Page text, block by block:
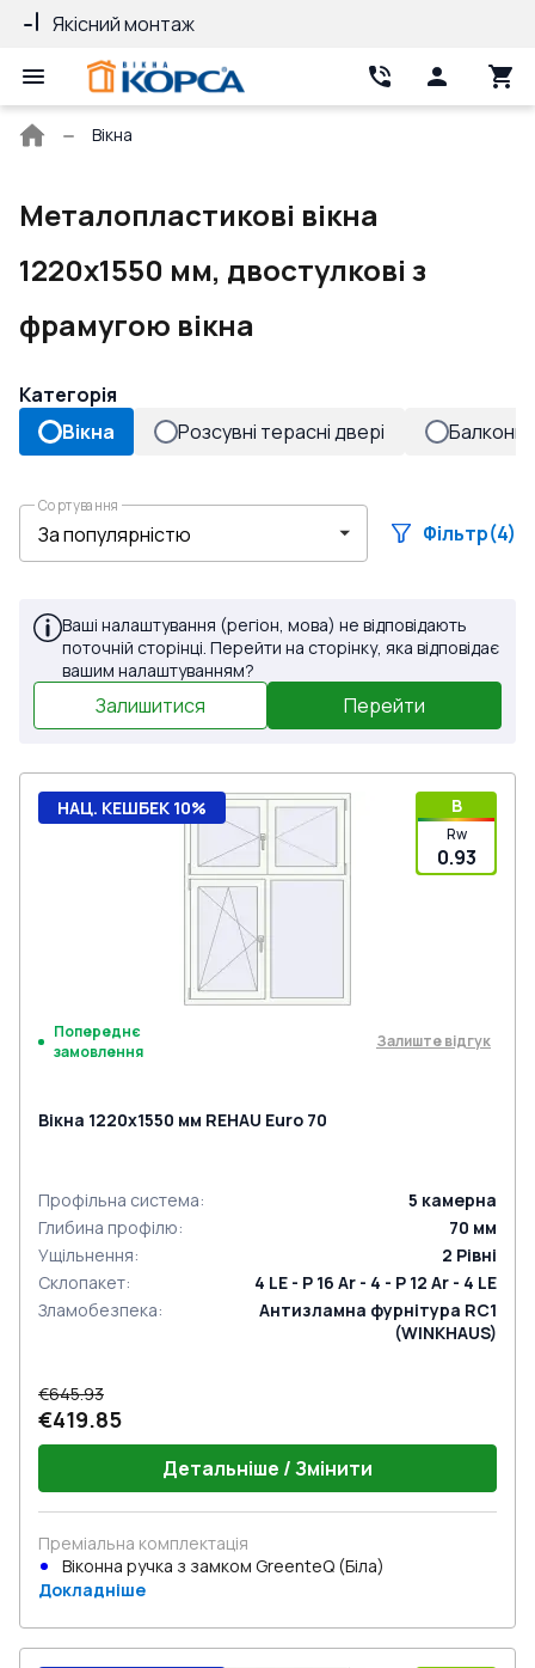
Якісний монтаж
Головна
Вікна
Металопластикові вікна
1220x1550 мм, двостулкові з
фрамугою вікна
Категорія
Вікна
Розсувні терасні двері Балконні
Сортування
Фільтр(4)
Ваші налаштування (регіон, мова) не відповідають
поточній сторінці. Перейти на сторінку, яка відповідає
вашим налаштуванням?
Залишитися Перейти
B
Rw
0.93
НАЦ. КЕШБЕК 10%
Попереднє
замовлення
Залиште відгук
Вікна 1220x1550 мм REHAU Euro 70
Профільна система: 5 камерна
Глибина профілю: 70 мм
Ущільнення: 2 Рівні
Склопакет:
4 LE - P 16 Ar - 4 - P 12 Ar - 4 LE
Зламобезпека:
Антизламна фурнітура RC1
(WINKHAUS)
€645.93
€419.85
Детальніше / Змінити
Преміальна комплектація
Віконна ручка з замком GreenteQ (Біла)
Докладніше